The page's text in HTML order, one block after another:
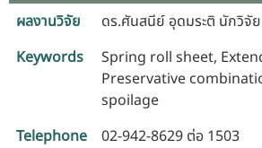
ผลงานวิจัย
ดร.ศันสนีย์ อุดมระติ นักวิจั
Keywords
Spring roll sheet,
Preservative
spoilage
Telephone
02-942-8629 ต่อ 1503